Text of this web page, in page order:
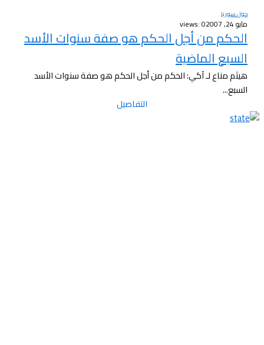
حول سوريا
مايو 24, 2007 views: 0
الحكم من أجل الحكم هو صفة سنوات الأسد
السبع الماضية
هيثم مناع لـ آكي: الحكم من أجل الحكم هو صفة سنوات الأسد
السبع...
التفاصيل